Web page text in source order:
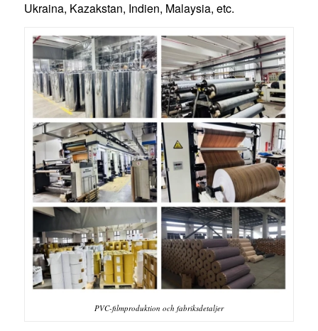
Ukraina, Kazakstan, Indien, Malaysia, etc.
PVC-filmproduktion och fabriksdetaljer